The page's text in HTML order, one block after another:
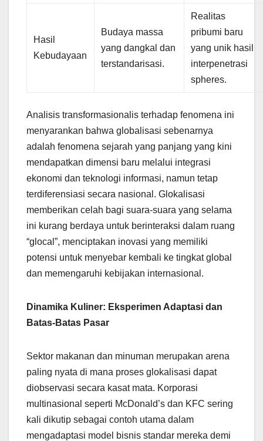
Hasil
Kebudayaan
Budaya massa
yang dangkal dan
terstandarisasi.
Realitas
pribumi baru
yang unik hasil
interpenetrasi
spheres.
Analisis transformasionalis terhadap fenomena ini
menyarankan bahwa globalisasi sebenarnya
adalah fenomena sejarah yang panjang yang kini
mendapatkan dimensi baru melalui integrasi
ekonomi dan teknologi informasi, namun tetap
terdiferensiasi secara nasional. Glokalisasi
memberikan celah bagi suara-suara yang selama
ini kurang berdaya untuk berinteraksi dalam ruang
“glocal”, menciptakan inovasi yang memiliki
potensi untuk menyebar kembali ke tingkat global
dan memengaruhi kebijakan internasional.
Dinamika Kuliner: Eksperimen Adaptasi dan
Batas-Batas Pasar
Sektor makanan dan minuman merupakan arena
paling nyata di mana proses glokalisasi dapat
diobservasi secara kasat mata. Korporasi
multinasional seperti McDonald’s dan KFC sering
kali dikutip sebagai contoh utama dalam
mengadaptasi model bisnis standar mereka demi